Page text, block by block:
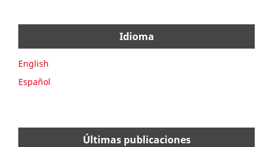
Idioma
English
Español
Últimas publicaciones